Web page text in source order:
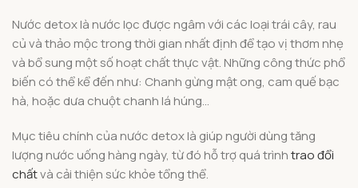
Nước detox là nước lọc được ngâm với các loại trái cây, rau
củ và thảo mộc trong thời gian nhất định để tạo vị thơm nhẹ
và bổ sung một số hoạt chất thực vật. Những công thức phổ
biến có thể kể đến như: Chanh gừng mật ong, cam quế bạc
hà, hoặc dưa chuột chanh lá húng…
Mục tiêu chính của nước detox là giúp người dùng tăng
lượng nước uống hàng ngày, từ đó hỗ trợ quá trìnhtrao đổi
chấtvà cải thiện sức khỏe tổng thể.